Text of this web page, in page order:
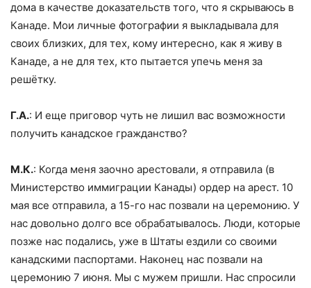
дома в качестве доказательств того, что я скрываюсь в
Канаде. Мои личные фотографии я выкладывала для
своих близких, для тех, кому интересно, как я живу в
Канаде, а не для тех, кто пытается упечь меня за
решётку.
Г.А.: И еще приговор чуть не лишил вас возможности
получить канадское гражданство?
М.К.: Когда меня заочно арестовали, я отправила (в
Министерство иммиграции Канады) ордер на арест. 10
мая все отправила, а 15-го нас позвали на церемонию. У
нас довольно долго все обрабатывалось. Люди, которые
позже нас подались, уже в Штаты ездили со своими
канадскими паспортами. Наконец нас позвали на
церемонию 7 июня. Мы с мужем пришли. Нас спросили